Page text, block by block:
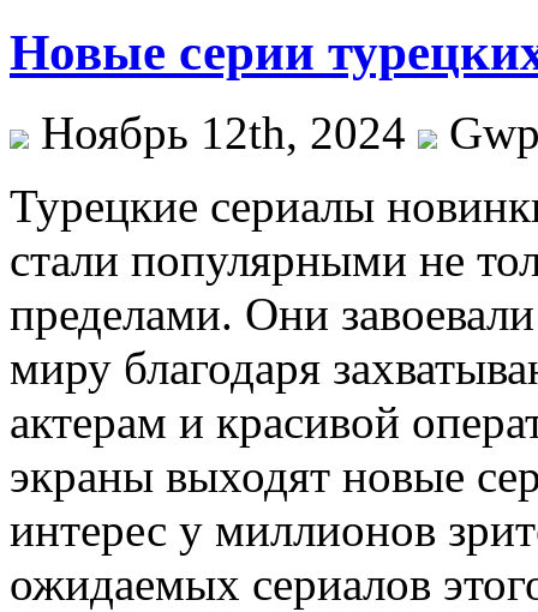
Новые серии
Ноябрь 12th, 2024
Турeцкиe сeриaлы
стали популярными не
пределами. Они
миру благодаря
актерам и красивой
экраны выходят новые
интерес у миллионов
ожидаемых сериалов